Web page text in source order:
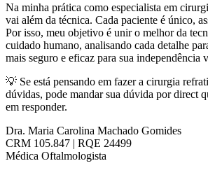
Na minha prática como especialista em
vai além da técnica. Cada paciente é único,
Por isso, meu objetivo é unir o melhor da
cuidado humano, analisando cada detalhe
mais seguro e eficaz para sua independência
💡 Se está pensando em fazer a cirurgia
dúvidas, pode mandar sua dúvida por direct
em responder.
Dra. Maria Carolina Machado Gomides
CRM 105.847 | RQE 24499
Médica Oftalmologista